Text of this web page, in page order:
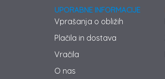
UPORABNE INFORMACIJE
Vprašanja o obližih
Plačila in dostava
Vračila
O nas